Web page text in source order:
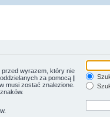
przed wyrazem, który nie
za pomocą |
musi zostać znalezione.